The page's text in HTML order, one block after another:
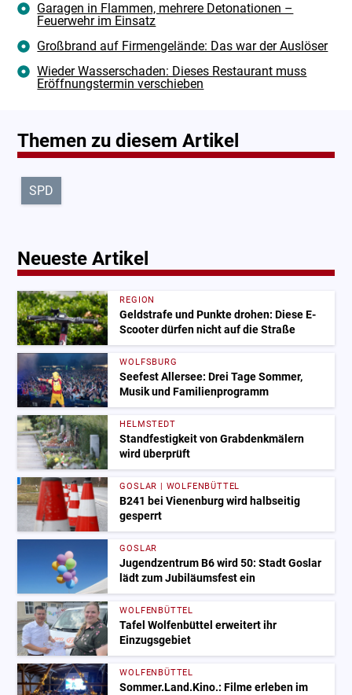
Garagen in Flammen, mehrere Detonationen –
Feuerwehr im Einsatz
Großbrand auf Firmengelände: Das war der Auslöser
Wieder Wasserschaden: Dieses Restaurant muss
Eröffnungstermin verschieben
Themen zu diesem Artikel
SPD
Neueste Artikel
REGION
Geldstrafe und Punkte drohen: Diese E-
Scooter dürfen nicht auf die Straße
WOLFSBURG
Seefest Allersee: Drei Tage Sommer,
Musik und Familienprogramm
HELMSTEDT
Standfestigkeit von Grabdenkmälern
wird überprüft
GOSLAR | WOLFENBÜTTEL
B241 bei Vienenburg wird halbseitig
gesperrt
GOSLAR
Jugendzentrum B6 wird 50: Stadt Goslar
lädt zum Jubiläumsfest ein
WOLFENBÜTTEL
Tafel Wolfenbüttel erweitert ihr
Einzugsgebiet
WOLFENBÜTTEL
Sommer.Land.Kino.: Filme erleben im